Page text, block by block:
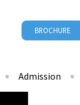
BROCHURE
Admission